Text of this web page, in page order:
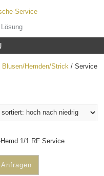
Blusen/Hemden/Strick / Service
Hemd 1/1 RF Service
Anfragen